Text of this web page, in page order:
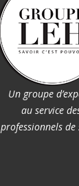
Un groupe
au service
professionnels de